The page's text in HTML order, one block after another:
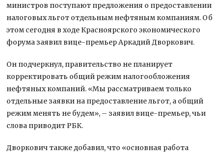
министров поступают предложения о предоставлении
налоговых льгот отдельным нефтяным компаниям. Об
этом сегодня в ходе Красноярского экономического
форума заявил вице-премьер Аркадий Дворкович.
Он подчеркнул, правительство не планирует
корректировать общий режим налогообложения
нефтяных компаний. «Мы рассматриваем только
отдельные заявки на предоставление льгот, а общий
режим менять не будем», – заявил вице-премьер, чьи
слова приводит РБК.
Дворкович также добавил, что «основная работа